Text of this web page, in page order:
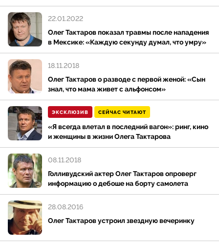
Олег Тактаров показал травмы после нападения
в Мексике: «Каждую секунду думал, что умру»
22.01.2022
Олег Тактаров о разводе с первой женой: «Сын
знал, что мама живет с альфонсом»
18.11.2018
ЭКСКЛЮЗИВ СЕЙЧАС ЧИТАЮТ
«Я всегда влетал в последний вагон»: ринг, кино
и женщины в жизни Олега Тактарова
Голливудский актер Олег Тактаров опроверг
информацию о дебоше на борту самолета
08.11.2018
Олег Тактаров устроил звездную вечеринку
28.08.2016